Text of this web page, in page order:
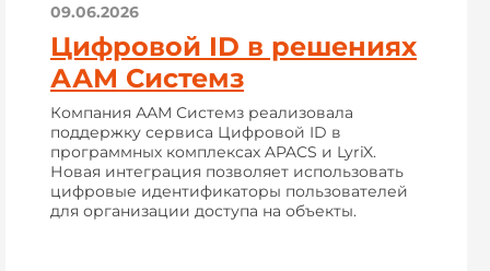
09.06.2026
Цифровой ID в решениях
ААМ Системз
Компания ААМ Системз реализовала
поддержку сервиса Цифровой ID в
программных комплексах APACS и LyriX.
Новая интеграция позволяет использовать
цифровые идентификаторы пользователей
для организации доступа на объекты.